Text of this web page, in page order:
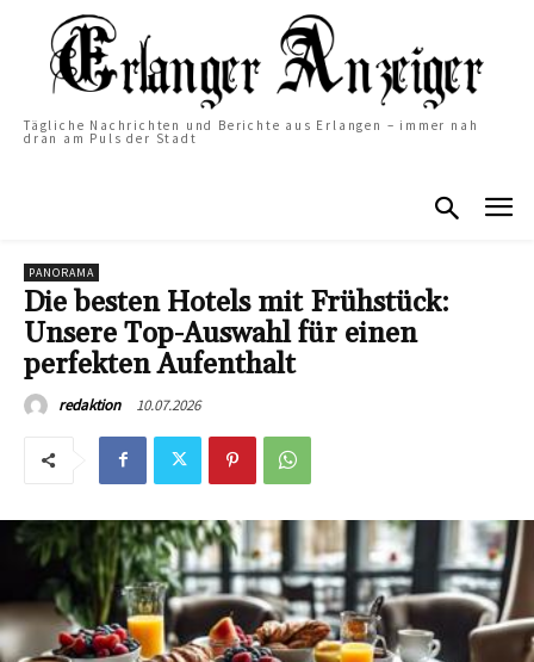
Tägliche Nachrichten und Berichte aus Erlangen – immer nah
dran am Puls der Stadt
PANORAMA
Die besten Hotels mit Frühstück:
Unsere Top-Auswahl für einen
perfekten Aufenthalt
redaktion 10.07.2026